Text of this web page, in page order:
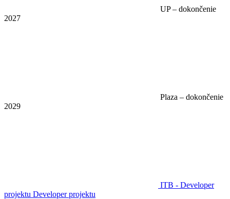
UP – dokončenie
2027
Plaza – dokončenie
2029
ITB - Developer
projektu Developer projektu